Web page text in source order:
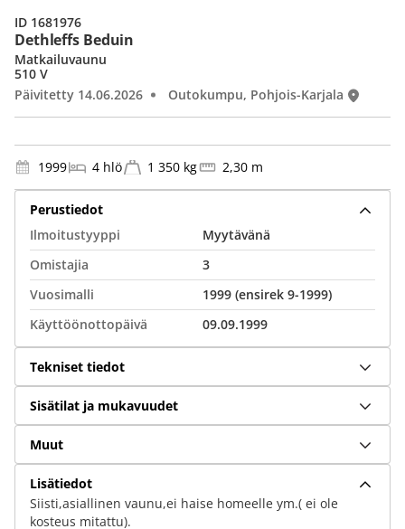
Dethleffs Beduin
Matkailuvaunu
510 V
Päivitetty 14.06.2026
Outokumpu, Pohjois-Karjala
ID 1681976
1999 4 hlö 1 350 kg 2,30 m
Perustiedot
Ilmoitustyyppi
Myytävänä
Omistajia
3
Vuosimalli
1999 (ensirek 9-1999)
Käyttöönottopäivä
09.09.1999
Tekniset tiedot
Sisätilat ja mukavuudet
Muut
Lisätiedot
Siisti,asiallinen vaunu,ei haise homeelle ym.( ei ole
kosteus mitattu).